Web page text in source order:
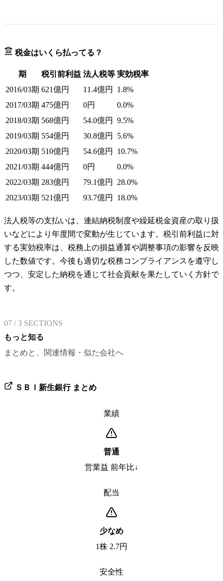
税金はいくら払ってる？
期 税引前利益 法人税等 実効税率
2016/03期 621億円 11.4億円
1.8%
2017/03期 475億円 0円
0.0%
2018/03期 568億円 54.0億円
9.5%
2019/03期 554億円 30.8億円
5.6%
2020/03期 510億円 54.6億円
10.7%
2021/03期 444億円 0円
0.0%
2022/03期 283億円 79.1億円
28.0%
2023/03期 521億円 93.7億円 18.0%
法人税等の支払いは、連結納税制度や繰延税金資産の取り扱
いなどにより年度間で変動が生じています。税引前利益に対
する実効税率は、税務上の損益通算や調整事項の影響を反映
した数値です。今後も適切な税務コンプライアンスを遵守し
つつ、安定した納税を通じて社会貢献を果たしていく方針で
す。
07 /3 SECTIONS
もっと知る
まとめと、関連情報・似た会社へ
ＳＢＩ新生銀行まとめ
業績
普通
営業益 前年比↓
配当
少なめ
1株 2.7円
安全性